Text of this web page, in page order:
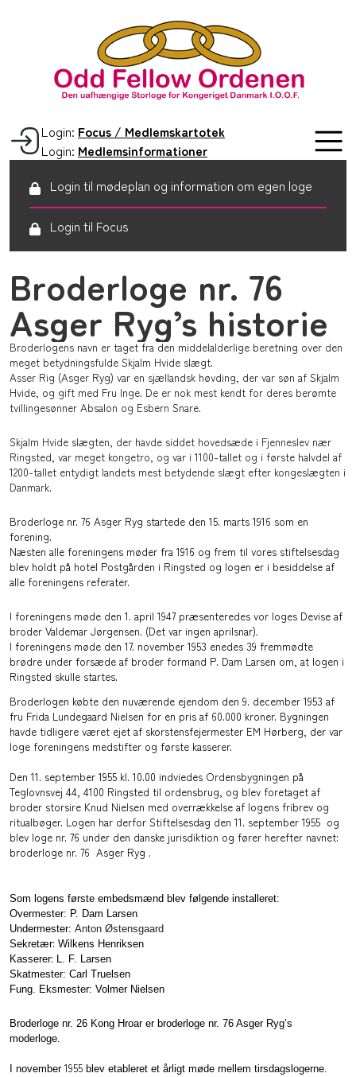
Login: Focus / Medlemskartotek
Login: Medlemsinformationer
Login til mødeplan og information om egen loge
Login til Focus
Broderloge nr. 76
Asger Ryg’s historie
Broderlogens navn er taget fra den middelalderlige beretning over den
meget betydningsfulde Skjalm Hvide slægt.
Asser Rig (Asger Ryg) var en sjællandsk høvding, der var søn af Skjalm
Hvide, og gift med Fru Inge. De er nok mest kendt for deres berømte
tvillingesønner Absalon og Esbern Snare.
Skjalm Hvide slægten, der havde siddet hovedsæde i Fjenneslev nær
Ringsted, var meget kongetro, og var i 1100-tallet og i første halvdel af
1200-tallet entydigt landets mest betydende slægt efter kongeslægten i
Danmark.
Broderloge nr. 76 Asger Ryg startede den 15. marts 1916 som en
forening.
Næsten alle foreningens møder fra 1916 og frem til vores stiftelsesdag
blev holdt på hotel Postgården i Ringsted og logen er i besiddelse af
alle foreningens referater.
I foreningens møde den 1. april 1947 præsenteredes vor loges Devise af
broder Valdemar Jørgensen. (Det var ingen aprilsnar).
I foreningens møde den 17. november 1953 enedes 39 fremmødte
brødre under forsæde af broder formand P. Dam Larsen om, at logen i
Ringsted skulle startes.
Broderlogen købte den nuværende ejendom den 9. december 1953 af
fru Frida Lundegaard Nielsen for en pris af 60.000 kroner. Bygningen
havde tidligere været ejet af skorstensfejermester EM Hørberg, der var
loge foreningens medstifter og første kasserer.
Den 11. september 1955 kl. 10.00 indviedes Ordensbygningen på
Teglovnsvej 44, 4100 Ringsted til ordensbrug, og blev foretaget af
broder storsire Knud Nielsen med overrækkelse af logens fribrev og
ritualbøger. Logen har derfor Stiftelsesdag den 11. september 1955 og
blev loge nr. 76 under den danske jurisdiktion og fører herefter navnet:
broderloge nr. 76 Asger Ryg .
Som logens første embedsmænd blev følgende installeret:
Overmester: P. Dam Larsen
Undermester: Anton Østensgaard
Sekretær: Wilkens Henriksen
Kasserer: L. F. Larsen
Skatmester: Carl Truelsen
Fung. Eksmester: Volmer Nielsen
Broderloge nr. 26 Kong Hroar er broderloge nr. 76 Asger Ryg’s
moderloge.
I november1955 blev etableret et årligt møde mellem tirsdagslogerne.